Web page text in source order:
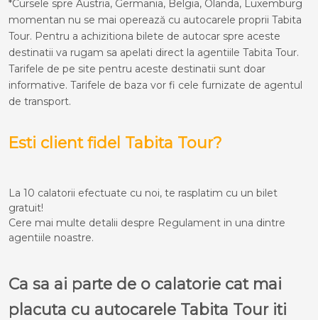
*Cursele spre Austria, Germania, Belgia, Olanda, Luxemburg
momentan nu se mai operează cu autocarele proprii Tabita
Tour. Pentru a achizitiona bilete de autocar spre aceste
destinatii va rugam sa apelati direct la agentiile Tabita Tour.
Tarifele de pe site pentru aceste destinatii sunt doar
informative. Tarifele de baza vor fi cele furnizate de agentul
de transport.
Esti client fidel Tabita Tour?
La 10 calatorii efectuate cu noi, te rasplatim cu un bilet
gratuit!
Cere mai multe detalii despre Regulament in una dintre
agentiile noastre.
Ca sa ai parte de o calatorie cat mai
placuta cu autocarele Tabita Tour iti